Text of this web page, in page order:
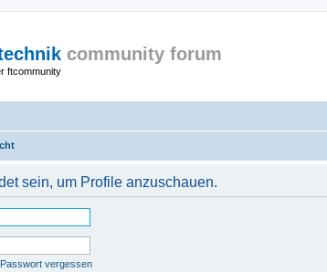
community forum
ftcommunity
sein, um Profile anzuschauen.
vergessen